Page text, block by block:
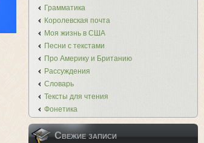
Грамматика
Королевская почта
Моя жизнь в США
Песни с текстами
Про Америку и Британию
Рассуждения
Словарь
Тексты для чтения
Фонетика
Свежие записи